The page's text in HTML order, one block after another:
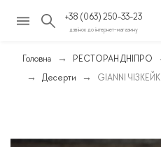
+38 (063) 250-33-23
дзвінок до інтернет-магазину
Головна РЕСТОРАН ДНІПРО
Десерти
GIANNI ЧІЗКЕЙК